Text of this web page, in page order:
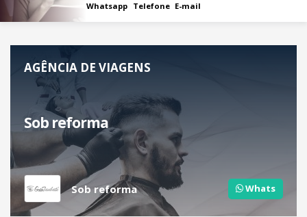
Whatsapp Telefone E-mail
AGÊNCIA DE VIAGENS
Sob reforma
Sob reforma Whats